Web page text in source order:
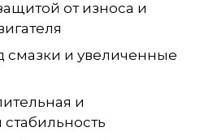
от износа и
и увеличенные
и